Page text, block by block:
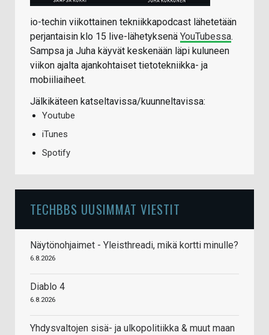
io-techin viikottainen tekniikkapodcast lähetetään
perjantaisin klo 15 live-lähetyksenä YouTubessa.
Sampsa ja Juha käyvät keskenään läpi kuluneen
viikon ajalta ajankohtaiset tietotekniikka- ja
mobiiliaiheet.
Jälkikäteen katseltavissa/kuunneltavissa:
Youtube
iTunes
Spotify
TECHBBS UUSIMMAT VIESTIT
Näytönohjaimet - Yleisthreadi, mikä kortti minulle?
6.8.2026
Diablo 4
6.8.2026
Yhdysvaltojen sisä- ja ulkopolitiikka & muut maan